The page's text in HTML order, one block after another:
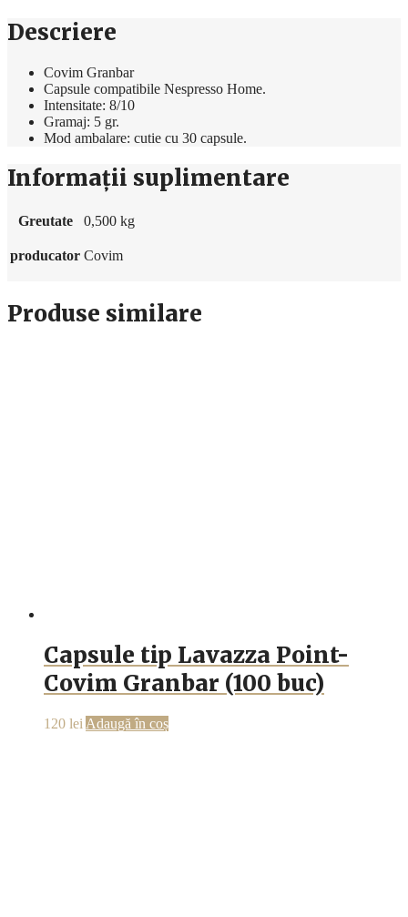
Descriere
Covim Granbar
Capsule compatibile Nespresso Home.
Intensitate: 8/10
Gramaj: 5 gr.
Mod ambalare: cutie cu 30 capsule.
Informații suplimentare
Greutate 0,500 kg
producator Covim
Produse similare
Capsule tip Lavazza Point-
Covim Granbar (100 buc)
120 lei Adaugă în coș